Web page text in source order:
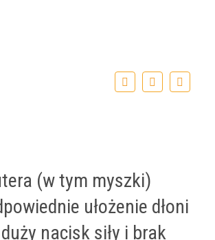
(w tym myszki)
ułożenie dłoni
nacisk siły i brak